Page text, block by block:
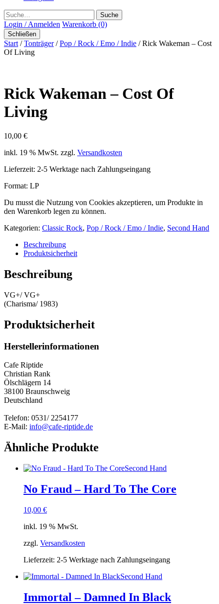
Suche
Login / Anmelden Warenkorb (0)
Schließen
Start /Tonträger/Pop / Rock / Emo / Indie / Rick Wakeman – Cost
Of Living
Rick Wakeman – Cost Of
Living
10,00 €
inkl. 19 % MwSt. zzgl. Versandkosten
Lieferzeit: 2-5 Werktage nach Zahlungseingang
Format: LP
Du musst die Nutzung von Cookies akzeptieren, um Produkte in
den Warenkorb legen zu können.
Kategorien: Classic Rock, Pop / Rock / Emo / Indie, Second Hand
Beschreibung
Produktsicherheit
Beschreibung
VG+/ VG+
(Charisma/ 1983)
Produktsicherheit
Herstellerinformationen
Cafe Riptide
Christian Rank
Ölschlägern 14
38100 Braunschweig
Deutschland
Telefon: 0531/ 2254177
E-Mail: info@cafe-riptide.de
Ähnliche Produkte
Second Hand
No Fraud – Hard To The Core
10,00 €
inkl. 19 % MwSt.
zzgl. Versandkosten
Lieferzeit: 2-5 Werktage nach Zahlungseingang
Second Hand
Immortal – Damned In Black